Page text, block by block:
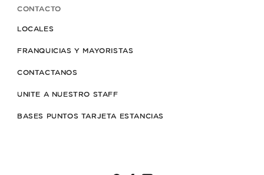
CONTACTO
LOCALES
FRANQUICIAS Y MAYORISTAS
CONTACTANOS
UNITE A NUESTRO STAFF
BASES PUNTOS TARJETA ESTANCIAS